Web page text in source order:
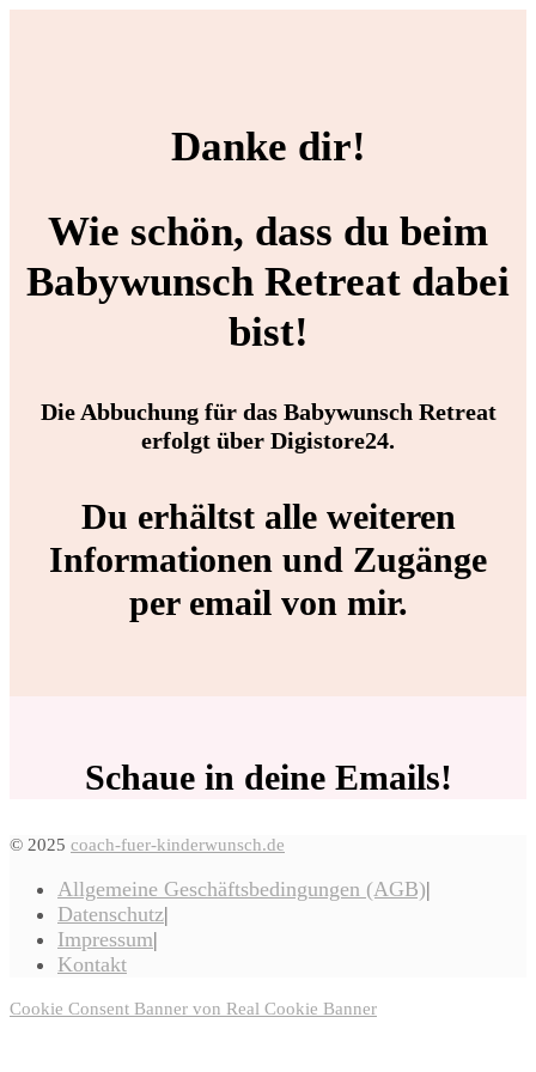
Danke dir!
Wie schön, dass du beim
Babywunsch Retreat dabei
bist!
Die Abbuchung für das Babywunsch Retreat
erfolgt über Digistore24.
Du erhältst alle weiteren
Informationen und Zugänge
per email von mir.
Schaue in deine Emails!
© 2025 coach-fuer-kinderwunsch.de
Allgemeine Geschäftsbedingungen (AGB)
Datenschutz
Impressum
Kontakt
Cookie Consent Banner von Real Cookie Banner